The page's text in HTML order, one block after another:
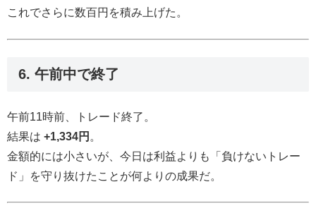
これでさらに数百円を積み上げた。
6. 午前中で終了
午前11時前、トレード終了。
結果は +1,334円 。
金額的には小さいが、今日は利益よりも「負けないトレー
ド」を守り抜けたことが何よりの成果だ。